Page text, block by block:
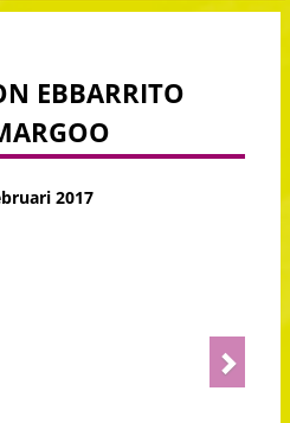
EBBARRITO
2017
Next